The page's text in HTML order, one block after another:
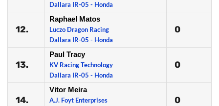
Dallara IR-05 - Honda
12.
Raphael Matos
Luczo Dragon Racing
Dallara IR-05 - Honda
0
13.
Paul Tracy
KV Racing Technology
Dallara IR-05 - Honda
0
14.
Vitor Meira
A.J. Foyt Enterprises
0